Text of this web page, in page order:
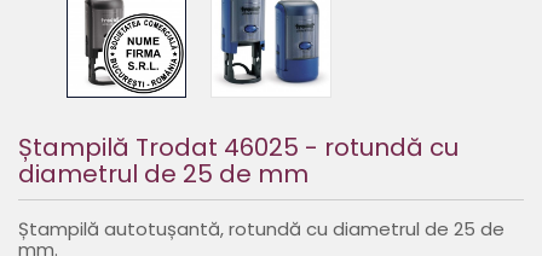
Ștampilă Trodat 46025 - rotundă cu
diametrul de 25 de mm
Ștampilă autotușantă, rotundă cu diametrul de 25 de
mm.